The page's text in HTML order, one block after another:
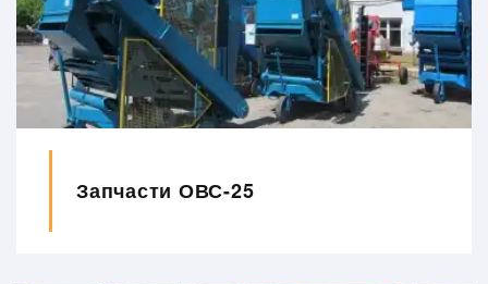
Запчасти ОВС-25